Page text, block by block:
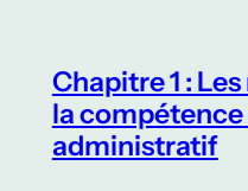
Chapitre 1 :
la compétence
administratif